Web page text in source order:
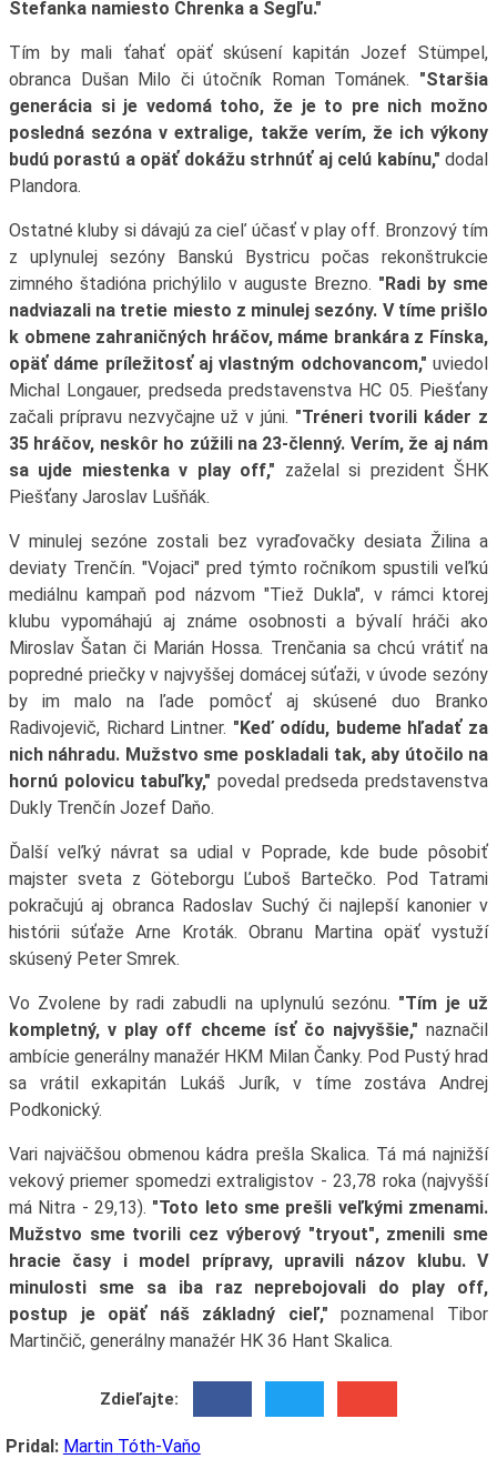
Štefanka namiesto Chrenka a Segľu."
Tím by mali ťahať opäť skúsení kapitán Jozef Stümpel,
obranca Dušan Milo či útočník Roman Tománek. "Staršia
generácia si je vedomá toho, že je to pre nich možno
posledná sezóna v extralige, takže verím, že ich výkony
budú porastú a opäť dokážu strhnúť aj celú kabínu," dodal
Plandora.
Ostatné kluby si dávajú za cieľ účasť v play off. Bronzový tím
z uplynulej sezóny Banskú Bystricu počas rekonštrukcie
zimného štadióna prichýlilo v auguste Brezno. "Radi by sme
nadviazali na tretie miesto z minulej sezóny. V tíme prišlo
k obmene zahraničných hráčov, máme brankára z Fínska,
opäť dáme príležitosť aj vlastným odchovancom," uviedol
Michal Longauer, predseda predstavenstva HC 05. Piešťany
začali prípravu nezvyčajne už v júni. "Tréneri tvorili káder z
35 hráčov, neskôr ho zúžili na 23-členný. Verím, že aj nám
sa ujde miestenka v play off," zaželal si prezident ŠHK
Piešťany Jaroslav Lušňák.
V minulej sezóne zostali bez vyraďovačky desiata Žilina a
deviaty Trenčín. "Vojaci" pred týmto ročníkom spustili veľkú
mediálnu kampaň pod názvom "Tiež Dukla", v rámci ktorej
klubu vypomáhajú aj známe osobnosti a bývalí hráči ako
Miroslav Šatan či Marián Hossa. Trenčania sa chcú vrátiť na
popredné priečky v najvyššej domácej súťaži, v úvode sezóny
by im malo na ľade pomôcť aj skúsené duo Branko
Radivojevič, Richard Lintner. "Keď odídu, budeme hľadať za
nich náhradu. Mužstvo sme poskladali tak, aby útočilo na
hornú polovicu tabuľky," povedal predseda predstavenstva
Dukly Trenčín Jozef Daňo.
Ďalší veľký návrat sa udial v Poprade, kde bude pôsobiť
majster sveta z Göteborgu Ľuboš Bartečko. Pod Tatrami
pokračujú aj obranca Radoslav Suchý či najlepší kanonier v
histórii súťaže Arne Kroták. Obranu Martina opäť vystuží
skúsený Peter Smrek.
Vo Zvolene by radi zabudli na uplynulú sezónu. "Tím je už
kompletný, v play off chceme ísť čo najvyššie," naznačil
ambície generálny manažér HKM Milan Čanky. Pod Pustý hrad
sa vrátil exkapitán Lukáš Jurík, v tíme zostáva Andrej
Podkonický.
Vari najväčšou obmenou kádra prešla Skalica. Tá má najnižší
vekový priemer spomedzi extraligistov - 23,78 roka (najvyšší
má Nitra - 29,13). "Toto leto sme prešli veľkými zmenami.
Mužstvo sme tvorili cez výberový "tryout", zmenili sme
hracie časy i model prípravy, upravili názov klubu. V
minulosti sme sa iba raz neprebojovali do play off,
postup je opäť náš základný cieľ," poznamenal Tibor
Martinčič, generálny manažér HK 36 Hant Skalica.
Zdieľajte:
Pridal: Martin Tóth-Vaňo